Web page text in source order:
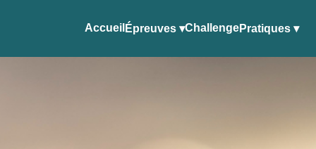
Accueil Épreuves ▾ChallengePratiques ▾